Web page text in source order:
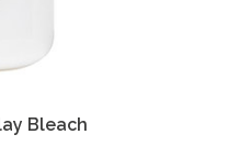
Bleach